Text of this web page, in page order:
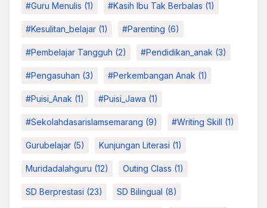
#Guru Menulis (1) #kasih Ibu Tak Berbalas (1)
#kesulitan_belajar (1) #parenting (6)
#pembelajar Tangguh (2) #pendidikan_anak (3)
#pengasuhan (3) #Perkembangan Anak (1)
#Puisi_Anak (1) #Puisi_Jawa (1)
#sekolahdasarislamsemarang (9) #Writing Skill (1)
Gurubelajar (5) Kunjungan Literasi (1)
Muridadalahguru (12) Outing Class (1)
SD Berprestasi (23) SD Bilingual (8)